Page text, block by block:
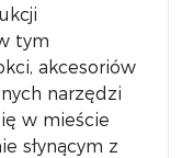
tym
akcesoriów
narzędzi
w mieście
słynącym z